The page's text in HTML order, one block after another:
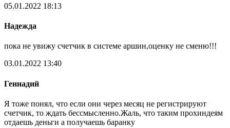
05.01.2022 18:13
Надежда
пока не увижу счетчик в системе аршин,оценку не сменю!!!
03.01.2022 13:40
Геннадий
Я тоже понял, что если они через месяц не регистрируют
счетчик, то ждать бессмысленно.Жаль, что таким прохиндеям
отдаешь деньги а получаешь баранку